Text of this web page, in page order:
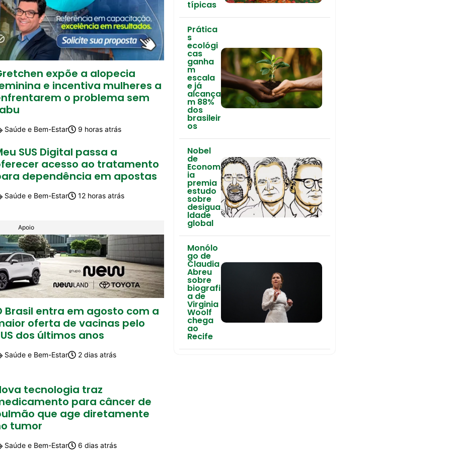
expõe a alopecia
e incentiva mulheres a
o problema sem
Saúde e Bem-Estar 9 horas atrás
SUS Digital passa a
acesso ao tratamento
dependência em apostas
Saúde e Bem-Estar 12 horas atrás
Apoio
Brasil entra em agosto com a
oferta de vacinas pelo
dos últimos anos
Saúde e Bem-Estar 2 dias atrás
tecnologia traz
para câncer de
que age diretamente
tumor
Saúde e Bem-Estar 6 dias atrás
típicas
Prática
s
ecológi
cas
ganha
m
escala
e já
alcança
m 88%
dos
brasileir
os
Nobel
de
Econom
ia
premia
estudo
sobre
desigua
ldade
global
Monólo
go de
Claudia
Abreu
sobre
biografi
a de
Virginia
Woolf
chega
ao
Recife